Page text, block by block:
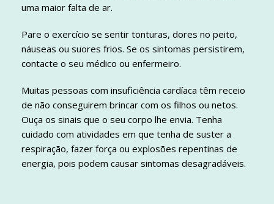
uma maior falta de ar.
Pare o exercício se sentir tonturas, dores no peito,
náuseas ou suores frios. Se os sintomas persistirem,
contacte o seu médico ou enfermeiro.
Muitas pessoas com insuficiência cardíaca têm receio
de não conseguirem brincar com os filhos ou netos.
Ouça os sinais que o seu corpo lhe envia. Tenha
cuidado com atividades em que tenha de suster a
respiração, fazer força ou explosões repentinas de
energia, pois podem causar sintomas desagradáveis.